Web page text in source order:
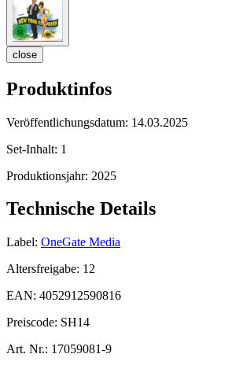
close
Produktinfos
Veröffentlichungsdatum: 14.03.2025
Set-Inhalt: 1
Produktionsjahr: 2025
Technische Details
Label: OneGate Media
Altersfreigabe: 12
EAN: 4052912590816
Preiscode: SH14
Art. Nr.: 17059081-9